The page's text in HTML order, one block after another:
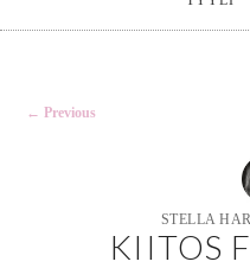
Post
← Previous
STELLA
KIITOS